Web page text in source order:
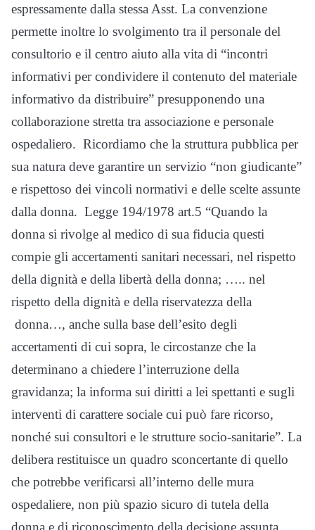
espressamente dalla stessa Asst. La convenzione
permette inoltre lo svolgimento tra il personale del
consultorio e il centro aiuto alla vita di “incontri
informativi per condividere il contenuto del materiale
informativo da distribuire” presupponendo una
collaborazione stretta tra associazione e personale
ospedaliero. Ricordiamo che la struttura pubblica per
sua natura deve garantire un servizio “non giudicante”
e rispettoso dei vincoli normativi e delle scelte assunte
dalla donna. Legge 194/1978 art.5 “Quando la
donna si rivolge al medico di sua fiducia questi
compie gli accertamenti sanitari necessari, nel rispetto
della dignità e della libertà della donna; ….. nel
rispetto della dignità e della riservatezza della
donna…, anche sulla base dell’esito degli
accertamenti di cui sopra, le circostanze che la
determinano a chiedere l’interruzione della
gravidanza; la informa sui diritti a lei spettanti e sugli
interventi di carattere sociale cui può fare ricorso,
nonché sui consultori e le strutture socio-sanitarie”. La
delibera restituisce un quadro sconcertante di quello
che potrebbe verificarsi all’interno delle mura
ospedaliere, non più spazio sicuro di tutela della
donna e di riconoscimento della decisione assunta,